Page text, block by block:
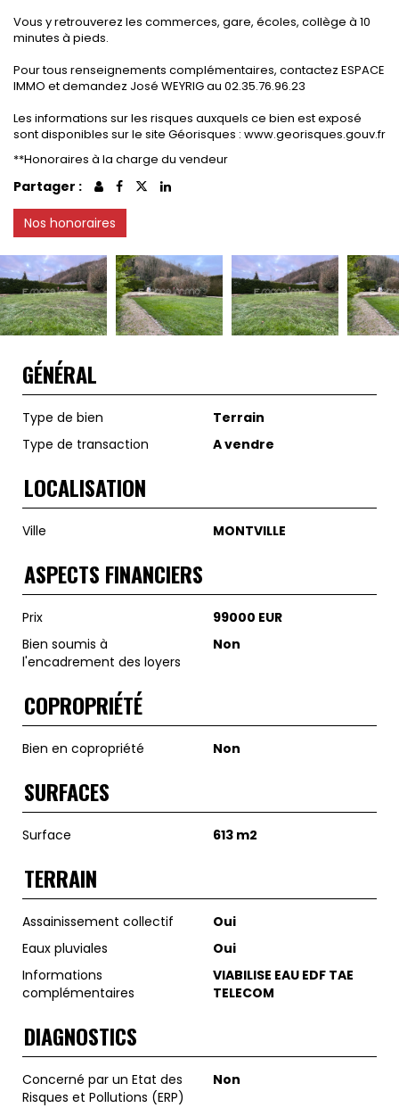
Vous y retrouverez les commerces, gare, écoles, collège à 10
minutes à pieds.
Pour tous renseignements complémentaires, contactez ESPACE
IMMO et demandez José WEYRIG au 02.35.76.96.23
Les informations sur les risques auxquels ce bien est exposé
sont disponibles sur le site Géorisques : www.georisques.gouv.fr
**Honoraires à la charge du vendeur
Partager :
Nos honoraires
GÉNÉRAL
Type de bien
Terrain
Type de transaction
A vendre
LOCALISATION
Ville MONTVILLE
ASPECTS FINANCIERS
Prix
99000 EUR
Bien soumis à
l'encadrement des loyers
Non
COPROPRIÉTÉ
Bien en copropriété Non
SURFACES
Surface 613 m2
TERRAIN
Assainissement collectif
Oui
Eaux pluviales
Oui
Informations
complémentaires
VIABILISE EAU EDF TAE
TELECOM
DIAGNOSTICS
Concerné par un Etat des
Risques et Pollutions (ERP)
Non